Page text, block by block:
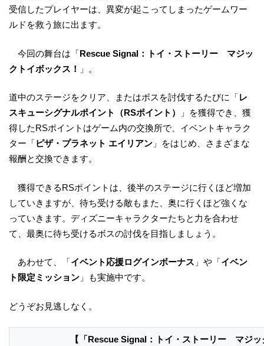
受信したプレイヤーは、異変が起こってしまったゲームワー
ルドを救う旅に出ます。
今回の舞台は「Rescue Signal：トイ・ストーリー マジッ
クトイボックス！
」。
道中のステージをクリア、またはボスを討伐するたびに「レ
スキューシグナルポイント（RSポイント）
」を獲得でき、獲
得したRSポイントはゲーム内の交換所で、イベントキャラク
ター「ピザ・プラネット エイリアン 」をはじめ、さまざまな
報酬と交換できます。
獲得できるRSポイントは、後半のステージに行くほど増加
していきますが、待ち受ける敵もまた、奥に行くほど強くな
っていきます。ディズニーキャラクターたちと力を合わせ
て、最奥に待ち受けるボスの討伐を目指しましょう。
あわせて、「イベント応援ログインボーナス 」や「イベン
ト限定ミッション 」も実施中です。
どうぞお見逃しなく。
【「Rescue Signal：トイ・ストーリー マジ